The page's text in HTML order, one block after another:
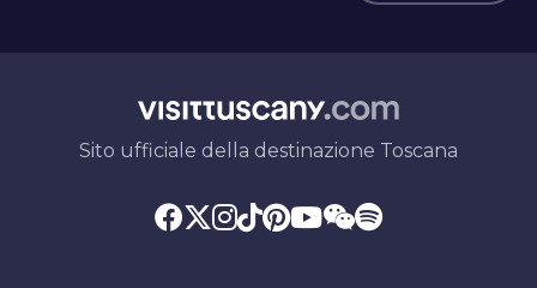
Sito ufficiale della destinazione Toscana